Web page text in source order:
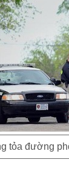
tỏa đường